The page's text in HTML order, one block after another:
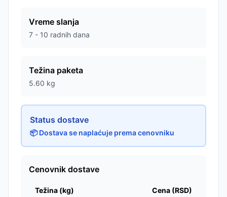
Vreme slanja
7 - 10 radnih dana
Težina paketa
5.60 kg
Status dostave
📦 Dostava se naplaćuje prema cenovniku
Cenovnik dostave
Težina (kg) Cena (RSD)